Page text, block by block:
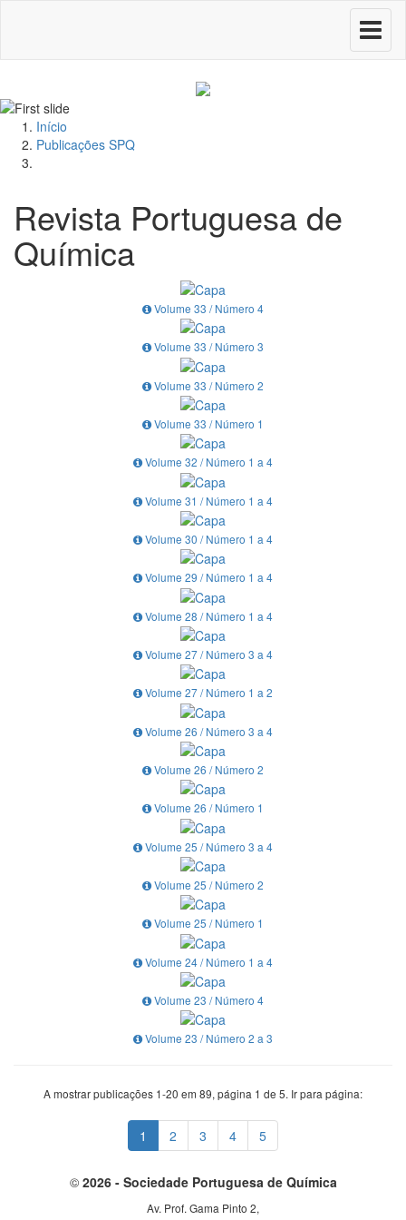
Toggle
Início
Publicações SPQ
Revista Portuguesa de
Química
Volume 33 / Número 4
Volume 33 / Número 3
Volume 33 / Número 2
Volume 33 / Número 1
Volume 32 / Número 1 a 4
Volume 31 / Número 1 a 4
Volume 30 / Número 1 a 4
Volume 29 / Número 1 a 4
Volume 28 / Número 1 a 4
Volume 27 / Número 3 a 4
Volume 27 / Número 1 a 2
Volume 26 / Número 3 a 4
Volume 26 / Número 2
Volume 26 / Número 1
Volume 25 / Número 3 a 4
Volume 25 / Número 2
Volume 25 / Número 1
Volume 24 / Número 1 a 4
Volume 23 / Número 4
Volume 23 / Número 2 a 3
A mostrar publicações 1-20 em 89, página 1 de 5. Ir para página:
1 2 3 4 5
© 2026 - Sociedade Portuguesa de Química
Av. Prof. Gama Pinto 2,